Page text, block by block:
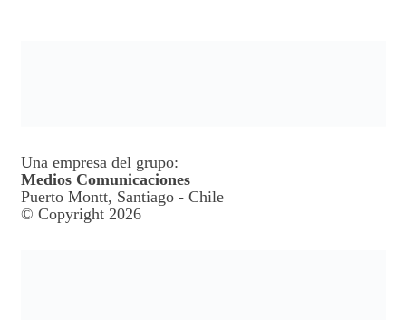
Una empresa del grupo:
Medios Comunicaciones
Puerto Montt, Santiago - Chile
© Copyright 2026